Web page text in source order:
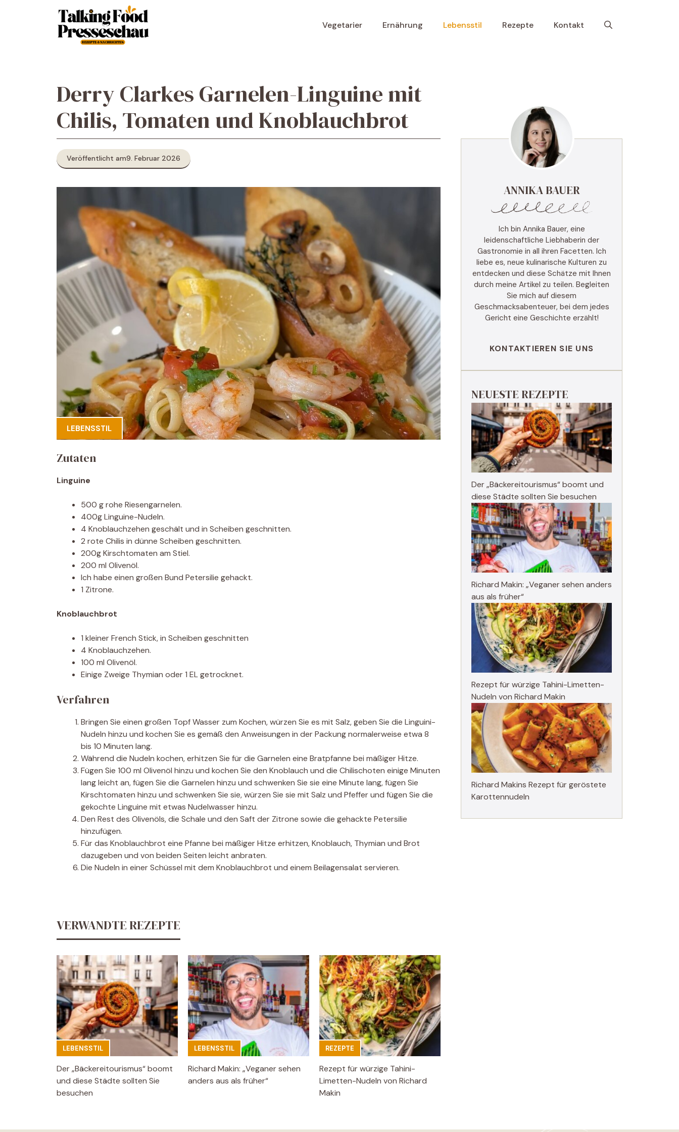
Vegetarier Ernährung Lebensstil Rezepte Kontakt
Derry Clarkes Garnelen-Linguine mit
Chilis, Tomaten und Knoblauchbrot
Veröffentlicht am9. Februar 2026
LEBENSSTIL
Zutaten
Linguine
500 g rohe Riesengarnelen.
400g Linguine-Nudeln.
4 Knoblauchzehen geschält und in Scheiben geschnitten.
2 rote Chilis in dünne Scheiben geschnitten.
200g Kirschtomaten am Stiel.
200 ml Olivenöl.
Ich habe einen großen Bund Petersilie gehackt.
1 Zitrone.
Knoblauchbrot
1 kleiner French Stick, in Scheiben geschnitten
4 Knoblauchzehen.
100 ml Olivenöl.
Einige Zweige Thymian oder 1 EL getrocknet.
Verfahren
Bringen Sie einen großen Topf Wasser zum Kochen, würzen Sie es mit Salz, geben Sie die Linguini-
Nudeln hinzu und kochen Sie es gemäß den Anweisungen in der Packung normalerweise etwa 8
bis 10 Minuten lang.
Während die Nudeln kochen, erhitzen Sie für die Garnelen eine Bratpfanne bei mäßiger Hitze.
Fügen Sie 100 ml Olivenöl hinzu und kochen Sie den Knoblauch und die Chilischoten einige Minuten
lang leicht an, fügen Sie die Garnelen hinzu und schwenken Sie sie eine Minute lang, fügen Sie
Kirschtomaten hinzu und schwenken Sie sie, würzen Sie sie mit Salz und Pfeffer und fügen Sie die
gekochte Linguine mit etwas Nudelwasser hinzu.
Den Rest des Olivenöls, die Schale und den Saft der Zitrone sowie die gehackte Petersilie
hinzufügen.
Für das Knoblauchbrot eine Pfanne bei mäßiger Hitze erhitzen, Knoblauch, Thymian und Brot
dazugeben und von beiden Seiten leicht anbraten.
Die Nudeln in einer Schüssel mit dem Knoblauchbrot und einem Beilagensalat servieren.
VERWANDTE REZEPTE
LEBENSSTIL
Der „Bäckereitourismus“ boomt
und diese Städte sollten Sie
besuchen
LEBENSSTIL
Richard Makin: „Veganer sehen
anders aus als früher“
REZEPTE
Rezept für würzige Tahini-
Limetten-Nudeln von Richard
Makin
ANNIKA BAUER
Ich bin Annika Bauer, eine
leidenschaftliche Liebhaberin der
Gastronomie in all ihren Facetten. Ich
liebe es, neue kulinarische Kulturen zu
entdecken und diese Schätze mit Ihnen
durch meine Artikel zu teilen. Begleiten
Sie mich auf diesem
Geschmacksabenteuer, bei dem jedes
Gericht eine Geschichte erzählt!
KONTAKTIEREN SIE UNS
NEUESTE REZEPTE
Der „Bäckereitourismus“ boomt und
diese Städte sollten Sie besuchen
Richard Makin: „Veganer sehen anders
aus als früher“
Rezept für würzige Tahini-Limetten-
Nudeln von Richard Makin
Richard Makins Rezept für geröstete
Karottennudeln